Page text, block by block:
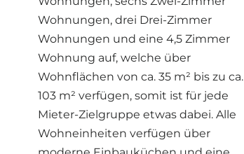
Wohnungen, drei Drei-Zimmer
Wohnungen und eine 4,5 Zimmer
Wohnung auf, welche über
Wohnflächen von ca. 35 m² bis zu ca.
103 m² verfügen, somit ist für jede
Mieter-Zielgruppe etwas dabei. Alle
Wohneinheiten verfügen über